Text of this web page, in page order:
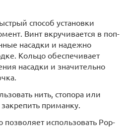
способ установки
Винт вкручивается в поп-
насадки и надежно
Кольцо обеспечивает
насадки и значительно
нить, стопора или
приманку.
использовать Pop-